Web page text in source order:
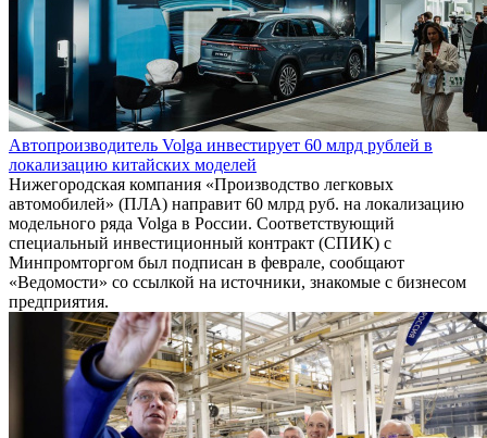
Автопроизводитель Volga инвестирует 60 млрд рублей в
локализацию китайских моделей
Нижегородская компания «Производство легковых
автомобилей» (ПЛА) направит 60 млрд руб. на локализацию
модельного ряда Volga в России. Соответствующий
специальный инвестиционный контракт (СПИК) с
Минпромторгом был подписан в феврале, сообщают
«Ведомости» со ссылкой на источники, знакомые с бизнесом
предприятия.